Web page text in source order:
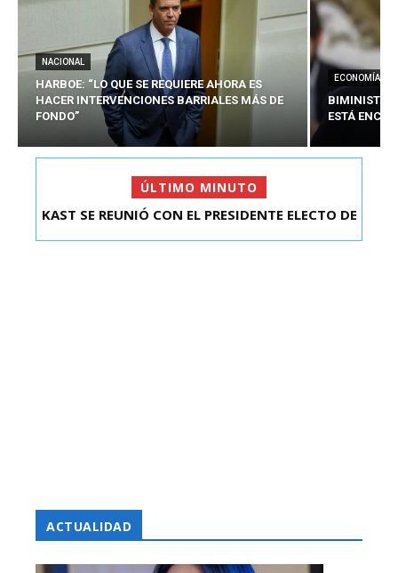
NACIONAL
HARBOE: “LO QUE SE REQUIERE AHORA ES
HACER INTERVENCIONES BARRIALES MÁS DE
FONDO”
ECONOMÍA
BIMINISTRO
ESTÁ
ÚLTIMO MINUTO
KAST SE REUNIÓ CON EL PRESIDENTE ELECTO DE
ACTUALIDAD